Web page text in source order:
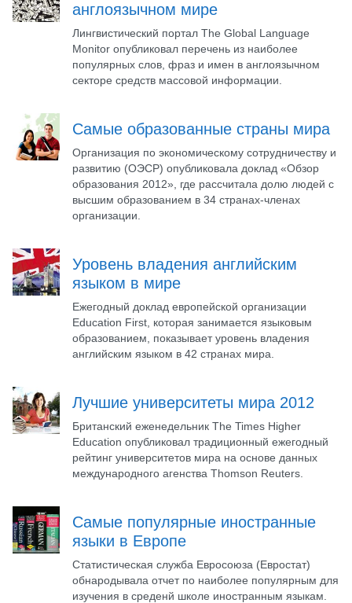
англоязычном мире
Лингвистический портал The Global Language
Monitor опубликовал перечень из наиболее
популярных слов, фраз и имен в англоязычном
секторе средств массовой информации.
Самые образованные страны мира
Организация по экономическому сотрудничеству и
развитию (ОЭСР) опубликовала доклад «Обзор
образования 2012», где рассчитала долю людей с
высшим образованием в 34 странах-членах
организации.
Уровень владения английским
языком в мире
Ежегодный доклад европейской организации
Education First, которая занимается языковым
образованием, показывает уровень владения
английским языком в 42 странах мира.
Лучшие университеты мира 2012
Британский еженедельник The Times Higher
Education опубликовал традиционный ежегодный
рейтинг университетов мира на основе данных
международного агенства Thomson Reuters.
Самые популярные иностранные
языки в Европе
Статистическая служба Евросоюза (Евростат)
обнародывала отчет по наиболее популярным для
изучения в среденй школе иностранным языкам.